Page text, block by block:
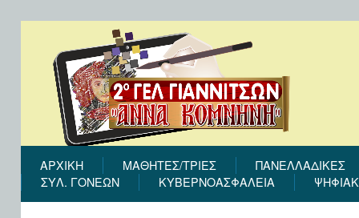
ΑΡΧΙΚΉ ΜΑΘΗΤΕΣ/ΤΡΙΕΣ
ΠΑΝΕΛΛΑΔΙΚΕΣ
ΣΎΛ. ΓΟΝΈΩΝ
ΚΥΒΕΡΝΟΑΣΦΑΛΕΙΑ